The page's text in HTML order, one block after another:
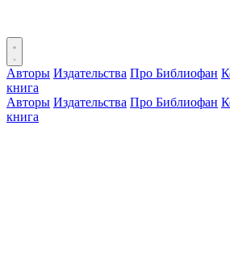
Авторы Издательства Про Библиофан
книга
Авторы Издательства Про Библиофан
книга